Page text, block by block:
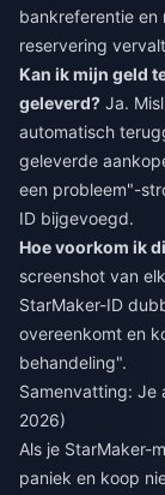
bankreferentie
reservering
Kan ik mijn geld
geleverd? Ja.
automatisch
geleverde
een probleem"-
ID bijgevoegd.
Hoe voorkom ik
screenshot van
StarMaker-ID
overeenkomt en
behandeling".
Samenvatting: Je
2026)
Als je StarMaker-
paniek en koop